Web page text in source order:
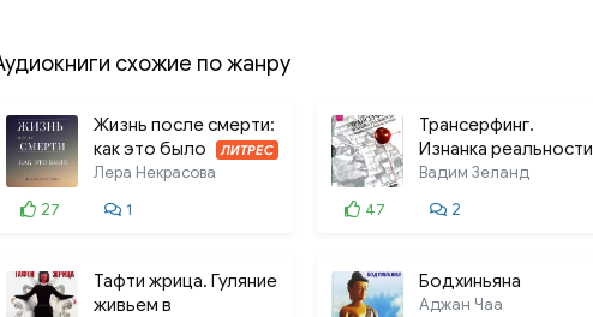
схожие по жанру
Жизнь после смерти:
как это было
ЛИТРЕС
Лера Некрасова
27
1
Трансерфинг.
Изнанка реальности
Вадим Зеланд
47
2
Тафти жрица. Гуляние
живьем в
Бодхиньяна
Аджан Чаа